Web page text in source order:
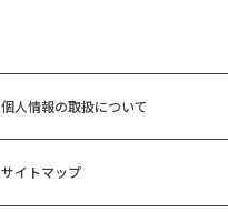
個人情報の取扱について
サイトマップ